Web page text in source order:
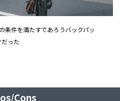
条件を満たすであろうバックパッ
だった
Cons